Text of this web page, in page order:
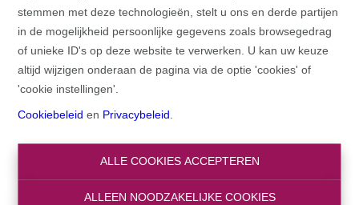
stemmen met deze technologieën, stelt u ons en derde partijen
in de mogelijkheid persoonlijke gegevens zoals browsegedrag
of unieke ID's op deze website te verwerken. U kan uw keuze
altijd wijzigen onderaan de pagina via de optie 'cookies' of
'cookie instellingen'.
Cookiebeleid en Privacybeleid
ALLE COOKIES ACCEPTEREN
ALLEEN NOODZAKELIJKE COOKIES
HOME